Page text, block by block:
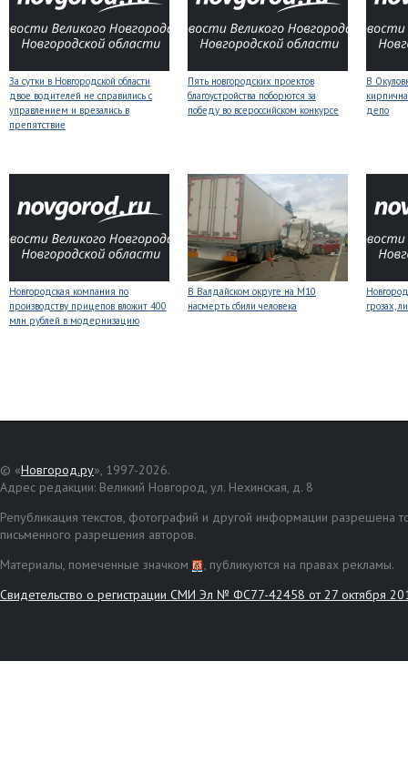
За сутки в Новгородской области
двое водителей не справились с
управлением и врезались в
препятствие
Пять новгородских проектов
благоустройства поборются за
победу во всероссийском конкурсе
В
депо
Новгородская компания по
производству прицепов вложит 400
млн рублей в модернизацию
В Валдайском округе на М10
насмерть сбили человека
грозах,
© «Новгород.ру», 1997-2026.
Адрес редакции: Великий Новгород, ул. Нехинская, д. 8
Републикация текстов, фотографий и другой информации разрешена
письменного разрешения авторов.
Материалы, помеченные значком
, публикуются на правах рекламы.
Свидетельство о регистрации СМИ Эл № ФС77-42458 от 27 октября